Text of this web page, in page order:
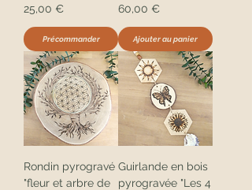
Prix
25,00 €
Précommander
Prix
60,00 €
Ajouter au panier
Rondin pyrogravé
"fleur et arbre de
Guirlande en bois
pyrogravée "Les 4